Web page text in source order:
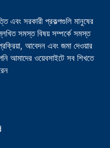
এবং সরকারী প্রকল্পগুলি মানুষের
সমস্ত বিষয় সম্পর্কে সমস্ত
আবেদন এবং জমা দেওয়ার
আমাদের ওয়েবসাইটে সব শিখতে